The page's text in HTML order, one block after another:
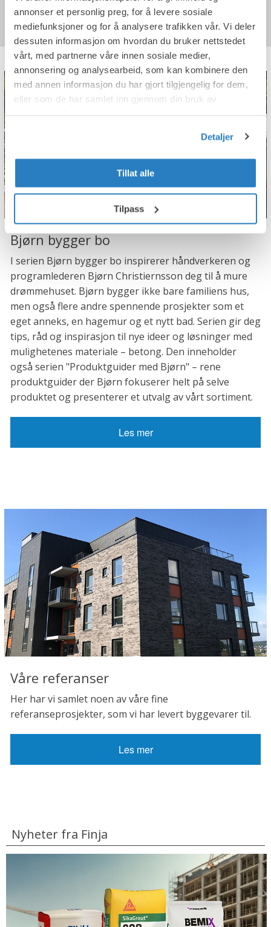
annonser et personlig preg, for å levere sosiale
mediefunksjoner og for å analysere trafikken vår. Vi deler
dessuten informasjon om hvordan du bruker nettstedet
vårt, med partnerne våre innen sosiale medier,
annonsering og analysearbeid, som kan kombinere den
med annen informasjon du har gjort tilgjengelig for dem,
eller som de har samlet inn gjennom din bruk av
Detaljer
Tillat alle
Tilpass
Utebod i betong Flere DIY-Prosjekter
Bjørn bygger bo
I serien Bjørn bygger bo inspirerer håndverkeren og
programlederen Bjørn Christiernsson deg til å mure
drømmehuset. Bjørn bygger ikke bare familiens hus,
men også flere andre spennende prosjekter som et
eget anneks, en hagemur og et nytt bad. Serien gir deg
tips, råd og inspirasjon til nye ideer og løsninger med
mulighetenes materiale – betong. Den inneholder
også serien "Produktguider med Bjørn" – rene
produktguider der Bjørn fokuserer helt på selve
produktet og presenterer et utvalg av vårt sortiment.
Les mer
Våre referanser
Her har vi samlet noen av våre fine
referanseprosjekter, som vi har levert byggevarer til.
Les mer
Nyheter fra Finja